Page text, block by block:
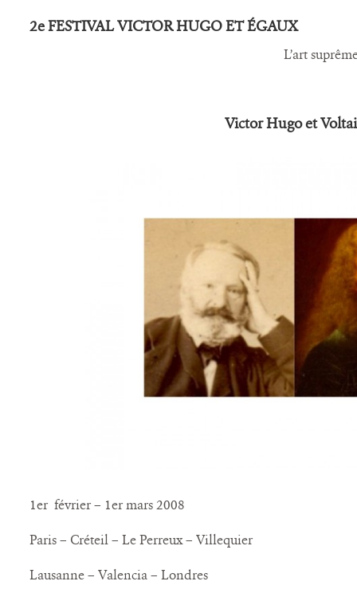
2e FESTIVAL VICTOR HUGO ET ÉGAUX
L’art
Victor Hugo et
1er février – 1er mars 2008
Paris – Créteil – Le Perreux – Villequier
Lausanne – Valencia – Londres